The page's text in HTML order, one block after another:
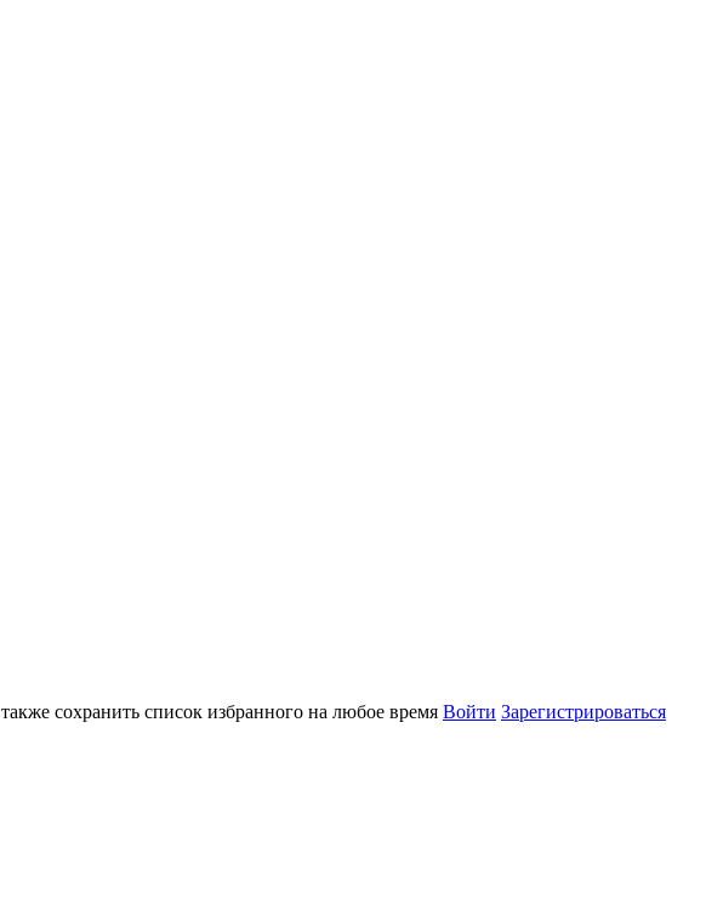
сохранить список избранного на любое время Войти Зарегистрироваться